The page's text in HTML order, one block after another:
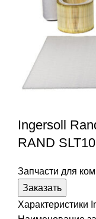
Ingersoll
RAND
Запчасти для
Заказать